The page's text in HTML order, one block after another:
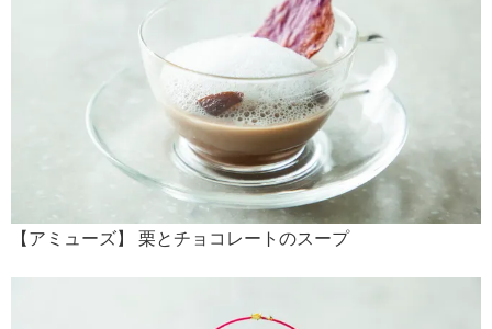
【アミューズ】 栗とチョコレートのスープ